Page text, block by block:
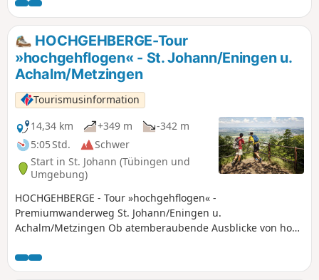
abwechslungsreiche Rundwanderung auf gut ausgebauten
Feld- und Waldwegen. Ungefähr die Hälfte der Route
verläuft im schattigen Hochwald. Steigungen und Gefälle
sind mäßig.
HOCHGEHBERGE-Tour
»hochgehflogen« - St. Johann/Eningen u.
Achalm/Metzingen
Tourismusinformation
14,34 km
+349 m
-342 m
5:05 Std.
Schwer
Start in St. Johann (Tübingen und
Umgebung)
HOCHGEHBERGE - Tour »hochgehflogen« -
Premiumwanderweg St. Johann/Eningen u.
Achalm/Metzingen Ob atemberaubende Ausblicke von hoch
beim Höhenflug zuschauen – der Wanderweg
»hochgehflogen« ist der Weg zu geh‘n.